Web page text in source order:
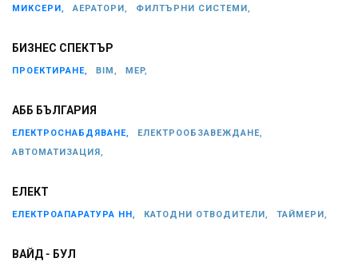
МИКСЕРИ, АЕРАТОРИ, ФИЛТЪРНИ СИСТЕМИ,
БИЗНЕС СПЕКТЪР
ПРОЕКТИРАНЕ, BIM, MEP,
АББ БЪЛГАРИЯ
ЕЛЕКТРОСНАБДЯВАНЕ,
ЕЛЕКТРООБЗАВЕЖДАНЕ,
АВТОМАТИЗАЦИЯ,
ЕЛЕКТ
ЕЛЕКТРОАПАРАТУРА НН, КАТОДНИ ОТВОДИТЕЛИ, ТАЙМЕРИ,
ВАЙД - БУЛ